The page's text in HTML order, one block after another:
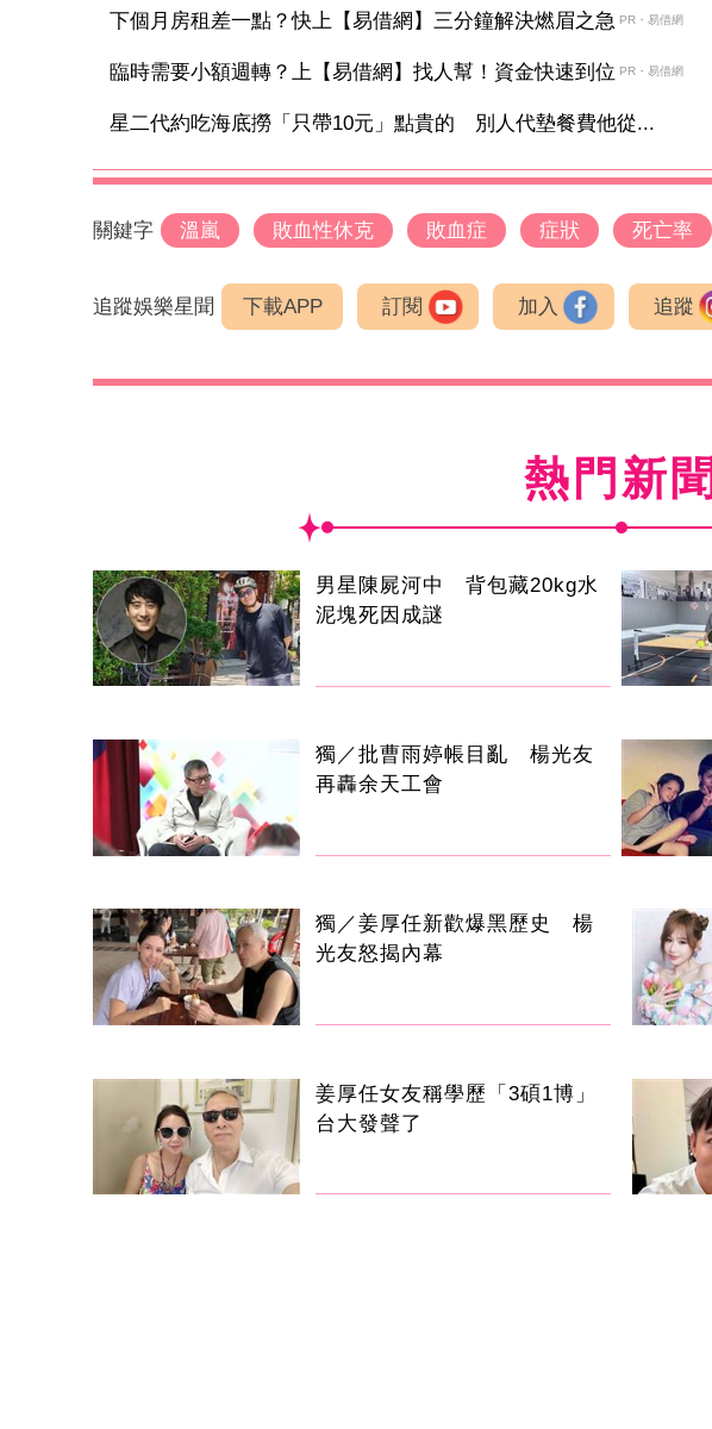
下個月房租差一點？快上【易借網】三分鐘解決燃眉之急 PR・易借網
臨時需要小額週轉？上【易借網】找人幫！資金快速到位 PR・易借網
星二代約吃海底撈「只帶10元」點貴的 別人代墊餐費他從...
關鍵字 溫嵐 敗血性休克 敗血症 症狀 死亡率
追蹤娛樂星聞 下載APP 訂閱 加入 追蹤
熱門新聞
男星陳屍河中 背包藏20kg水
泥塊死因成謎
獨／批曹雨婷帳目亂 楊光友
再轟余天工會
獨／姜厚任新歡爆黑歷史 楊
光友怒揭內幕
姜厚任女友稱學歷「3碩1博」
台大發聲了